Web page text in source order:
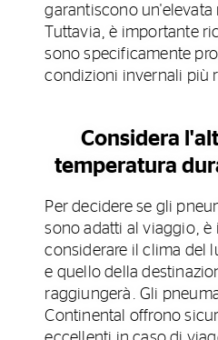
garantiscono un'elevata
Tuttavia, è importante
sono specificamente
condizioni invernali più
Considera
temperatura
Per decidere se gli
sono adatti al viaggio, è
considerare il clima del
e quello della
raggiungerà. Gli
Continental offrono